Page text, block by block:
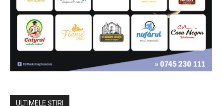
ULTIMELE ŞTIRI